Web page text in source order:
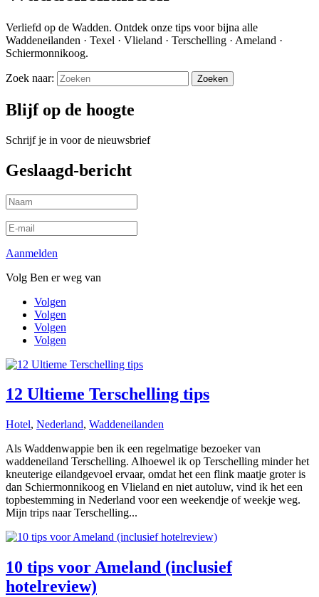
Verliefd op de Wadden. Ontdek onze tips voor bijna alle
Waddeneilanden · Texel · Vlieland · Terschelling · Ameland ·
Schiermonnikoog.
Zoek naar:
Blijf op de hoogte
Schrijf je in voor de nieuwsbrief
Geslaagd-bericht
Aanmelden
Volg Ben er weg van
Volgen
Volgen
Volgen
Volgen
12 Ultieme Terschelling tips
Hotel, Nederland, Waddeneilanden
Als Waddenwappie ben ik een regelmatige bezoeker van
waddeneiland Terschelling. Alhoewel ik op Terschelling minder het
kneuterige eilandgevoel ervaar, omdat het een flink maatje groter is
dan Schiermonnikoog en Vlieland en niet autoluw, vind ik het een
topbestemming in Nederland voor een weekendje of weekje weg.
Mijn trips naar Terschelling...
10 tips voor Ameland (inclusief
hotelreview)